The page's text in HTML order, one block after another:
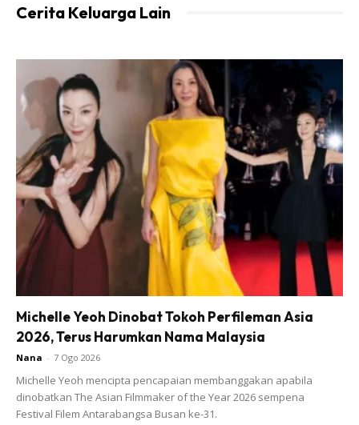
Ads
Hasilnya juga tidak mengecewakan. Hanya menanam 9
plastik secara bertingkat mampu dapat ubi keledek yang
banyak (lihat gambar).
Cerita Keluarga Lain
Michelle Yeoh Dinobat Tokoh Perfileman Asia
2026, Terus Harumkan Nama Malaysia
Nana - 7 Ogo 2026
Michelle Yeoh mencipta pencapaian membanggakan apabila
dinobatkan The Asian Filmmaker of the Year 2026 sempena
Festival Filem Antarabangsa Busan ke-31.